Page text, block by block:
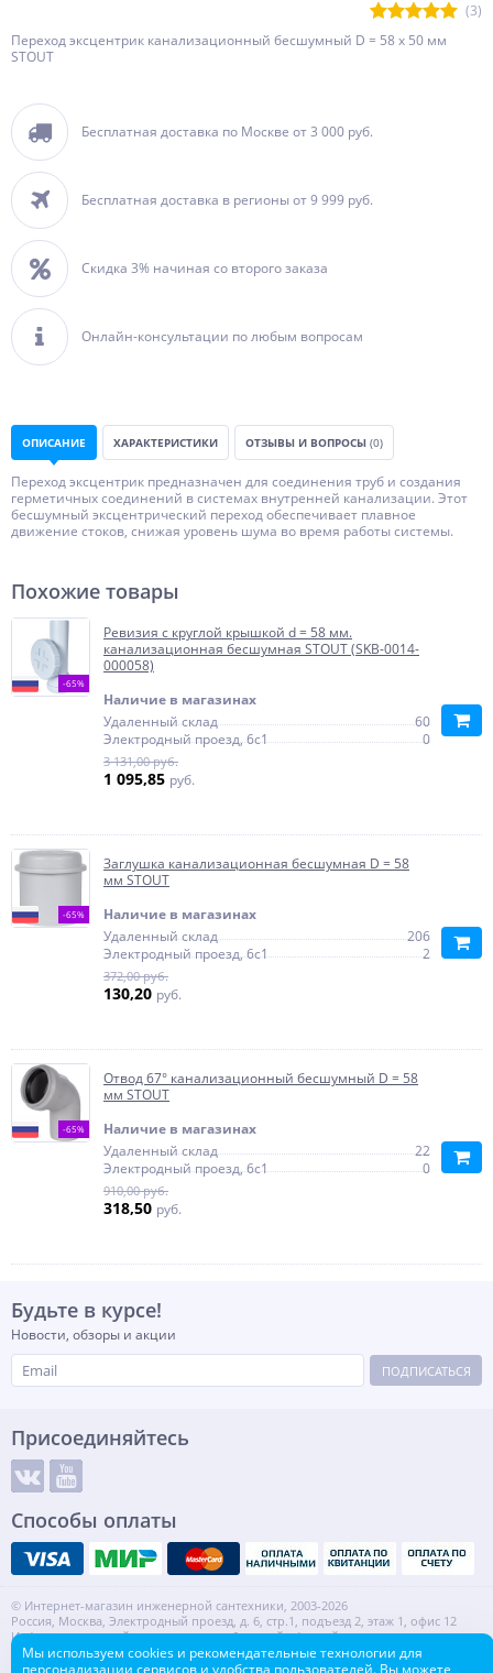
(3)
Переход эксцентрик канализационный бесшумный D = 58 x 50 мм
STOUT
Бесплатная доставка по Москве от 3 000 руб.
Бесплатная доставка в регионы от 9 999 руб.
Скидка 3% начиная со второго заказа
Онлайн-консультации по любым вопросам
ОПИСАНИЕ ХАРАКТЕРИСТИКИ ОТЗЫВЫ И ВОПРОСЫ (0)
Переход эксцентрик предназначен для соединения труб и создания
герметичных соединений в системах внутренней канализации. Этот
бесшумный эксцентрический переход обеспечивает плавное
движение стоков, снижая уровень шума во время работы системы.
Похожие товары
-65%
Ревизия с круглой крышкой d = 58 мм.
канализационная бесшумная STOUT (SKB-0014-
000058)
Наличие в магазинах
Удаленный склад
60
Электродный проезд, 6с1
0
3 131,00 руб.
1 095,85 руб.
-65%
Заглушка канализационная бесшумная D = 58
мм STOUT
Наличие в магазинах
Удаленный склад
206
Электродный проезд, 6с1
2
372,00 руб.
130,20 руб.
-65%
Отвод 67° канализационный бесшумный D = 58
мм STOUT
Наличие в магазинах
Удаленный склад
22
Электродный проезд, 6с1
0
910,00 руб.
318,50 руб.
Будьте в курсе!
Новости, обзоры и акции
ПОДПИСАТЬСЯ
Присоединяйтесь
Способы оплаты
© Интернет-магазин инженерной сантехники, 2003-2026
Россия, Москва, Электродный проезд, д. 6, стр.1, подъезд 2, этаж 1, офис 12
Информация на сайте не является публичной офертой.
ИНН: 7720553918 КПП: 772001001
Мы используем cookies и рекомендательные технологии для
персонализации сервисов и удобства пользователей. Вы можете